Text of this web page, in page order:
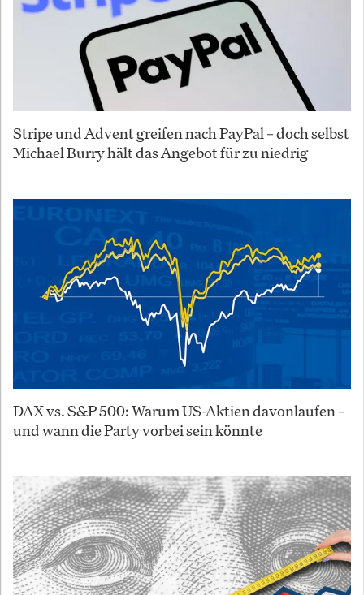
Stripe und Advent greifen nach PayPal – doch selbst
Michael Burry hält das Angebot für zu niedrig
DAX vs. S&P 500: Warum US-Aktien davonlaufen –
und wann die Party vorbei sein könnte